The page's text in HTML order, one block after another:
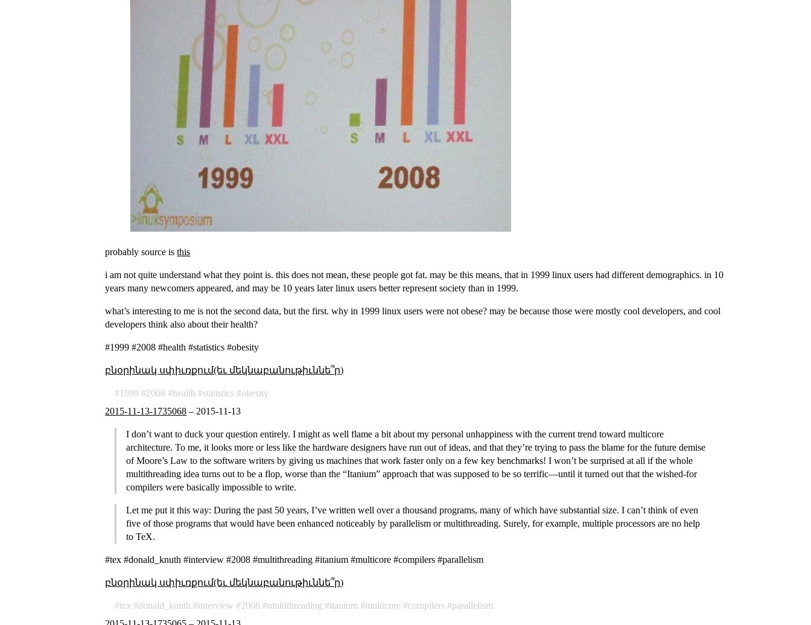
probably source isthis
i am not quite understand what they point is. this does not mean, these people got fat. may be this means, that in 1999 linux users had different demographics. in 10
years many newcomers appeared, and may be 10 years later linux users better represent society than in 1999.
what’s interesting to me is not the second data, but the first. why in 1999 linux users were not obese? may be because those were mostly cool developers, and cool
developers think also about their health?
#1999 #2008 #health #statistics #obesity
բնօրինակ սփիւռքում(եւ մեկնաբանութիւննե՞ր)
1999 2008 health statistics
obesity
2015-11-13-1735068 – 2015-11-13
I don’t want to duck your question entirely. I might as well flame a bit about my personal unhappiness with the current trend toward multicore
architecture. To me, it looks more or less like the hardware designers have run out of ideas, and that they’re trying to pass the blame for the future demise
of Moore’s Law to the software writers by giving us machines that work faster only on a few key benchmarks! I won’t be surprised at all if the whole
multithreading idea turns out to be a flop, worse than the “Itanium” approach that was supposed to be so terrific—until it turned out that the wished-for
compilers were basically impossible to write.
Let me put it this way: During the past 50 years, I’ve written well over a thousand programs, many of which have substantial size. I can’t think of even
five of those programs that would have been enhanced noticeably by parallelism or multithreading. Surely, for example, multiple processors are no help
to TeX.
#tex #donald_knuth #interview #2008 #multithreading #itanium #multicore #compilers #parallelism
բնօրինակ սփիւռքում(եւ մեկնաբանութիւննե՞ր)
tex donald_knuth interview 2008 multithreading itanium multicore compilers
parallelism